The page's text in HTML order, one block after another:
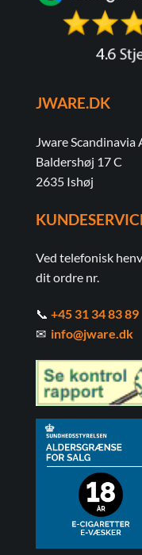
JWARE.DK
Jware Scandinavia
Baldershøj 17 C
2635 Ishøj
Ved telefonisk
dit ordre nr.
📞 +45 31 34 83 89
✉ info@jware.dk